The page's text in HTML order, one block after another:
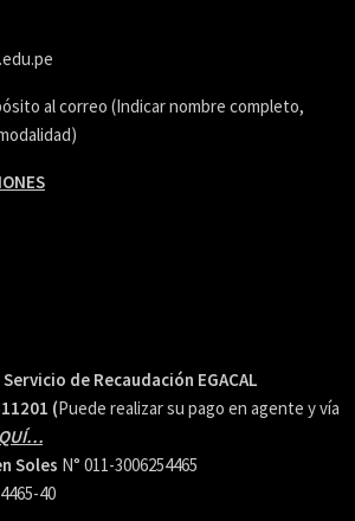
al correo (Indicar nombre completo,
Servicio de Recaudación EGACAL
(Puede realizar su pago en agente y vía
Soles N° 011-3006254465
40